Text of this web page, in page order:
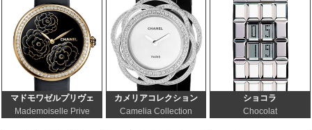
マドモワゼルプリヴェ
Mademoiselle Prive
カメリアコレクション
Camelia Collection
ショコラ
Chocolat